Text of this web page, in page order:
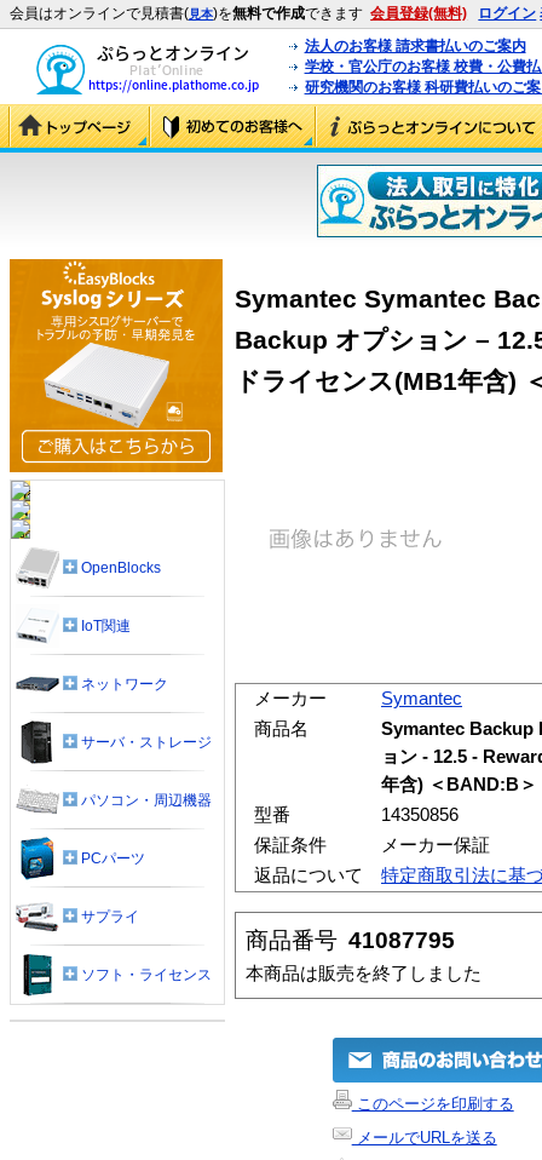
会員はオンラインで見積書(見本)を無料で作成できます 会員登録(無料) ログイン
法人のお客様 請求書払いのご案内
学校・官公庁のお客様 校費・公費
研究機関のお客様 科研費払いのご
Symantec Symantec
Backup オプション –
ドライセンス(MB1年含)
メーカー
Symantec
商品名
Symantec Backup
ョン - 12.5 -
年含) ＜BAND:B＞
型番
14350856
保証条件
メーカー保証
返品について
特定商取引法に基
商品番号 41087795
本商品は販売を終了しました
このページを印刷する
メールでURLを送る
OpenBlocks
IoT関連
ネットワーク
サーバ・ストレージ
パソコン・周辺機器
PCパーツ
サプライ
ソフト・ライセンス